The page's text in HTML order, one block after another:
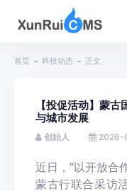
首页 科技动态 正文
【投促活动】蒙
与城市发展
创始人 2026-
近日，“以开放合
蒙古行联合采访